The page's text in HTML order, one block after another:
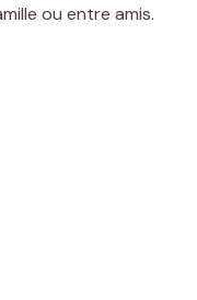
ou entre amis.